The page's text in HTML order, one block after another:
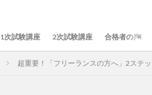
1次試験講座 2次試験講座 合格者の声
超重要！「フリーランスの方へ」2ステ